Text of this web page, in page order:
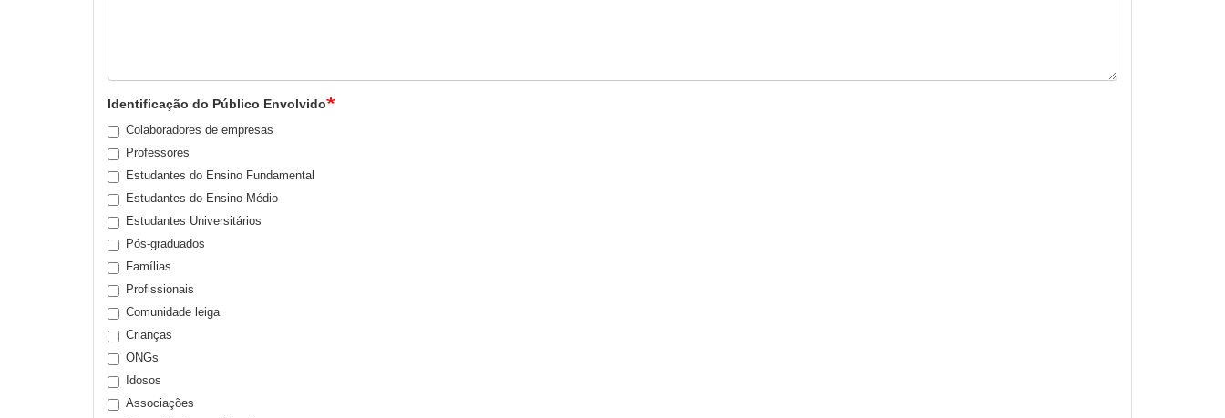
Identificação do Público Envolvido
Colaboradores de empresas
Professores
Estudantes do Ensino Fundamental
Estudantes do Ensino Médio
Estudantes Universitários
Pós-graduados
Famílias
Profissionais
Comunidade leiga
Crianças
ONGs
Idosos
Associações